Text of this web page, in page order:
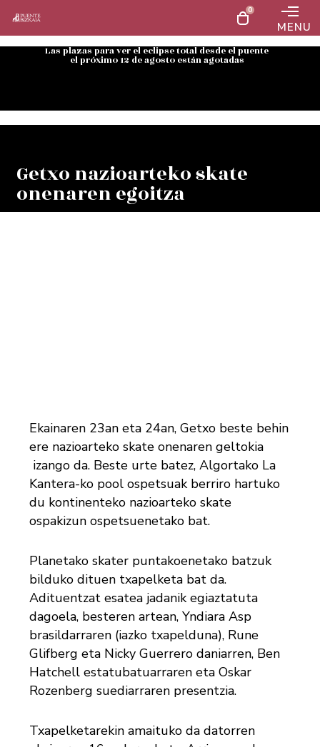
0
MENU
Las plazas para ver el eclipse total desde el puente
el próximo 12 de agosto están agotadas
Getxo nazioarteko skate
onenaren egoitza
Ekainaren 23an eta 24an, Getxo beste behin
ere nazioarteko skate onenaren geltokia
izango da. Beste urte batez, Algortako La
Kantera-ko pool ospetsuak berriro hartuko
du kontinenteko nazioarteko skate
ospakizun ospetsuenetako bat.
Planetako skater puntakoenetako batzuk
bilduko dituen txapelketa bat da.
Adituentzat esatea jadanik egiaztatuta
dagoela, besteren artean, Yndiara Asp
brasildarraren (iazko txapelduna), Rune
Glifberg eta Nicky Guerrero daniarren, Ben
Hatchell estatubatuarraren eta Oskar
Rozenberg suediarraren presentzia.
Txapelketarekin amaituko da datorren